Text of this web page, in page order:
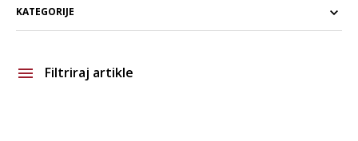
KATEGORIJE
Filtriraj artikle